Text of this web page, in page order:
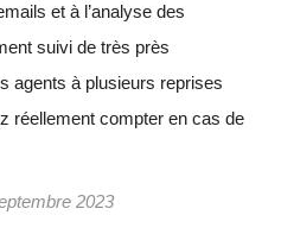
et à l’analyse des
suivi de très près
agents à plusieurs reprises
réellement compter en cas de
2023